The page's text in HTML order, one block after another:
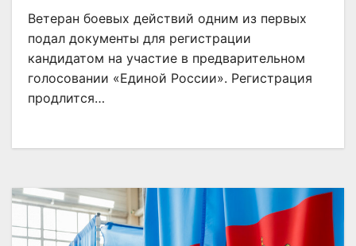
Ветеран боевых действий одним из первых
подал документы для регистрации
кандидатом на участие в предварительном
голосовании «Единой России». Регистрация
продлится…